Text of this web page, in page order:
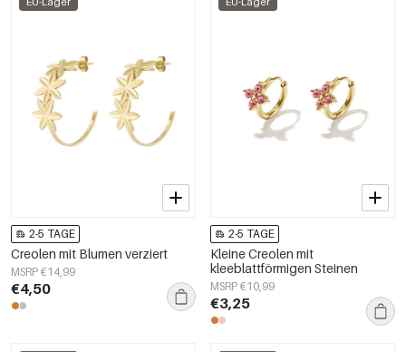
2-5 TAGE
Creolen mit Blumen verziert
MSRP €14,99
€4,50
2-5 TAGE
Kleine Creolen mit
kleeblattförmigen Steinen
MSRP €10,99
€3,25